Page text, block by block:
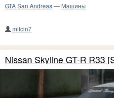
GTA San Andreas— Машины
milcin7
Nissan Skyline GT-R R33